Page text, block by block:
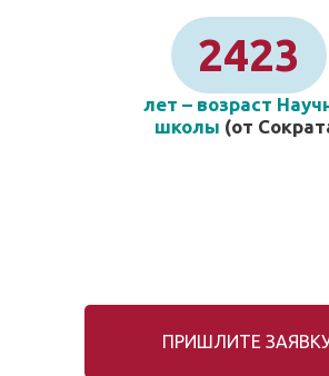
2423
лет – возраст
школы (от
ПРИШЛИТЕ